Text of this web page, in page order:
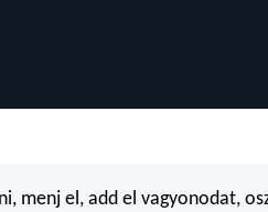
menj el, add el vagyonodat,